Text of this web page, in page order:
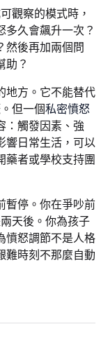
觀察的模式時，
多久會飆升一次？
然後再加兩個問
助？
地方。它不能替代
但一個私密憤怒
：觸發因素、強
響日常生活，可以
藥者或學校支持團
暫停。你在爭吵前
天後。你為孩子
憤怒調節不是人格
難時刻不那麼自動